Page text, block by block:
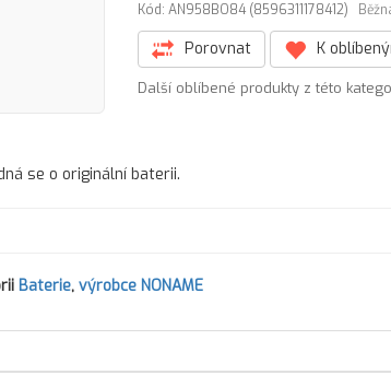
Kód: AN958BO84 (8596311178412)
Porovnat K
Další oblíbené produkty z této
se o originální baterii.
Baterie, výrobce NONAME